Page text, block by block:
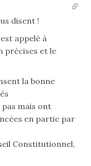
disent !
appelé à
précises et le
la bonne
pas mais ont
en partie par
Constitutionnel,